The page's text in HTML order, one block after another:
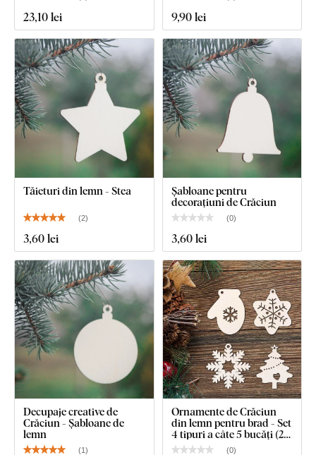
23,10 lei 9,90 lei
Tăieturi din lemn - Stea
(2)
3,60 lei
Șabloane pentru
decorațiuni de Crăciun
(0)
3,60 lei
Decupaje creative de
Crăciun - Șabloane de
lemn
(1)
Ornamente de Crăciun
din lemn pentru brad - Set
4 tipuri a câte 5 bucăți (20
bucăți)
(0)